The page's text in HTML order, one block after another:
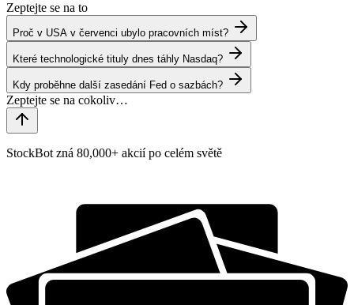
Zeptejte se na to
Proč v USA v červenci ubylo pracovních míst?
Které technologické tituly dnes táhly Nasdaq?
Kdy proběhne další zasedání Fed o sazbách?
StockBot zná 80,000+ akcií po celém světě